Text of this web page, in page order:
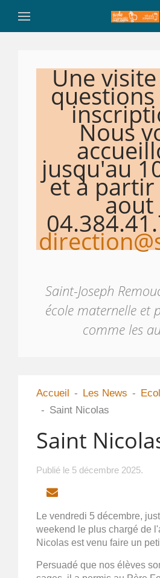
Une visite
questions
Nous
jusqu'au
et à partir
aout
Saint-Joseph
école maternelle et
comme les
Accueil Les News
Saint Nicolas
Saint
Publié le 5 décembre 2025.
EMAIL
Le vendredi 5 décembre,
weekend le plus chargé de
Nicolas est venu faire un
Persuadé que nos élèves